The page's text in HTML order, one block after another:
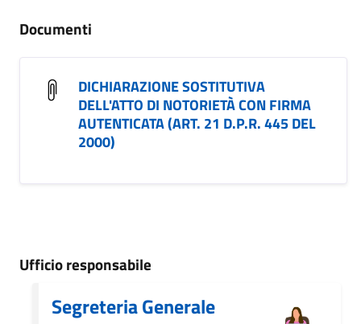
Documenti
DICHIARAZIONE SOSTITUTIVA
DELL'ATTO DI NOTORIETÀ CON FIRMA
AUTENTICATA (ART. 21 D.P.R. 445 DEL
2000)
Ufficio responsabile
Segreteria Generale